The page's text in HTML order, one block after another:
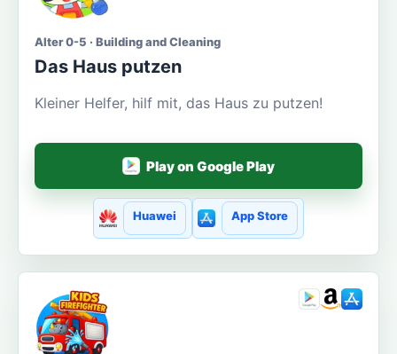
Alter 0-5 · Building and Cleaning
Das Haus putzen
Kleiner Helfer, hilf mit, das Haus zu putzen!
Play on Google Play
Huawei App Store